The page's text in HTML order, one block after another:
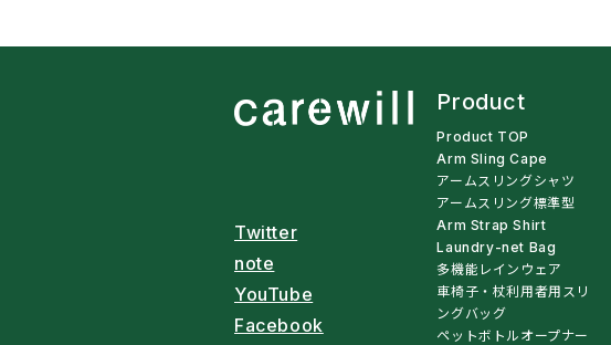
Product
Product TOP
Arm Sling Cape
アームスリングシャツ
アームスリング標準型
Arm Strap Shirt
Laundry-net Bag
多機能レインウェア
車椅子・杖利用者用スリ
ングバッグ
ペットボトルオープナー
Twitter
note
YouTube
Facebook